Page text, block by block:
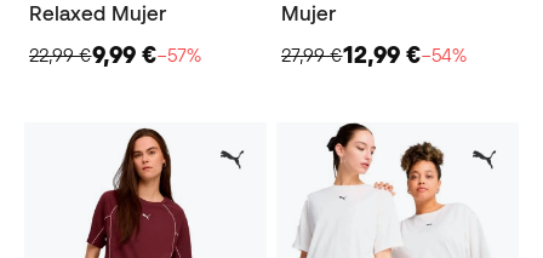
Relaxed Mujer
22,99 €9,99 €−57%
Mujer
27,99 €12,99 €−54%